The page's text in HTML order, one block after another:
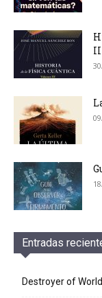
Entradas
Destroyer of